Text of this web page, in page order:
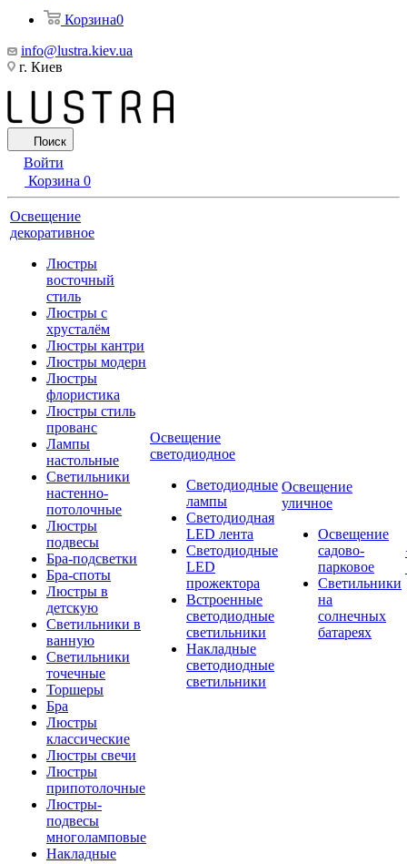
Корзина0
info@lustra.kiev.ua
г. Киев
Поиск
Войти
Корзина 0
Освещение
декоративное
Люстры
восточный
стиль
Люстры с
хрусталём
Люстры кантри
Люстры модерн
Люстры
флористика
Люстры стиль
прованс
Лампы
настольные
Светильники
настенно-
потолочные
Люстры
подвесы
Бра-подсветки
Бра-споты
Люстры в
детскую
Светильники в
ванную
Светильники
точечные
Торшеры
Бра
Люстры
классические
Люстры свечи
Люстры
припотолочные
Люстры-
подвесы
многоламповые
Накладные
Освещение
светодиодное
Светодиодные
лампы
Светодиодная
LED лента
Светодиодные
LED
прожектора
Встроенные
светодиодные
светильники
Накладные
светодиодные
светильники
Освещение
уличное
Освещение
садово-
парковое
Светильники
на
солнечных
батареях